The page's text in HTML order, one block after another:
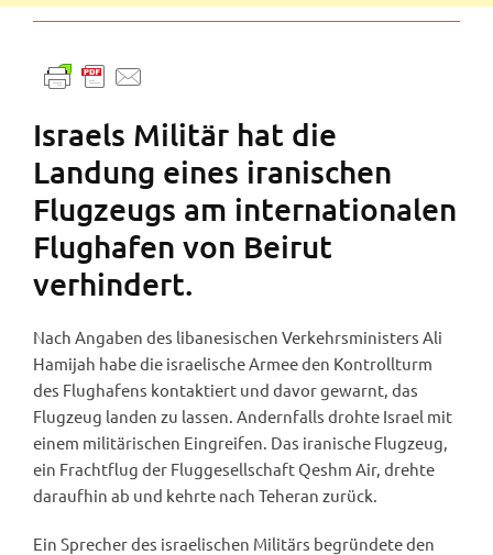
Israels Militär hat die
Landung eines iranischen
Flugzeugs am internationalen
Flughafen von Beirut
verhindert.
Nach Angaben des libanesischen Verkehrsministers Ali
Hamijah habe die israelische Armee den Kontrollturm
des Flughafens kontaktiert und davor gewarnt, das
Flugzeug landen zu lassen. Andernfalls drohte Israel mit
einem militärischen Eingreifen. Das iranische Flugzeug,
ein Frachtflug der Fluggesellschaft Qeshm Air, drehte
daraufhin ab und kehrte nach Teheran zurück.
Ein Sprecher des israelischen Militärs begründete den